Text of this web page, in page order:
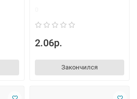
2.06р.
Закончился